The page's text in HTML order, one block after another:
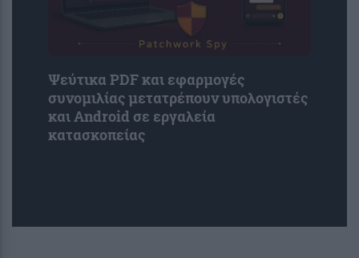
Ψεύτικα PDF και εφαρμογές
συνομιλίας μετατρέπουν υπολογιστές
και Android σε εργαλεία
κατασκοπείας